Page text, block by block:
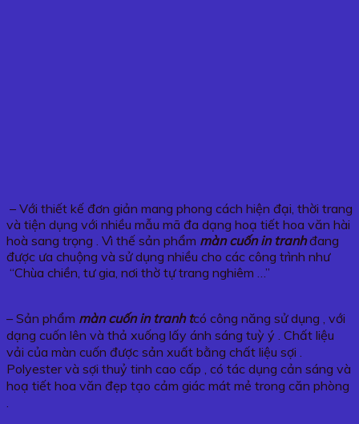
– Với thiết kế đơn giản mang phong cách hiện đại, thời trang
và tiện dụng với nhiều mẫu mã đa dạng hoạ tiết hoa văn hài
hoà sang trọng . Vì thế sản phẩm màn cuốn in tranhđang
được ưa chuộng và sử dụng nhiều cho các công trình như
“Chùa chiền, tư gia, nơi thờ tự trang nghiêm …”
– Sản phẩm màn cuốn in tranh tcó công năng sử dụng , với
dạng cuốn lên và thả xuống lấy ánh sáng tuỳ ý . Chất liệu
vải của màn cuốn được sản xuất bằng chất liệu sợi .
Polyester và sợi thuỷ tinh cao cấp , có tác dụng cản sáng và
hoạ tiết hoa văn đẹp tạo cảm giác mát mẻ trong căn phòng